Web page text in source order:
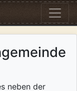
neben der